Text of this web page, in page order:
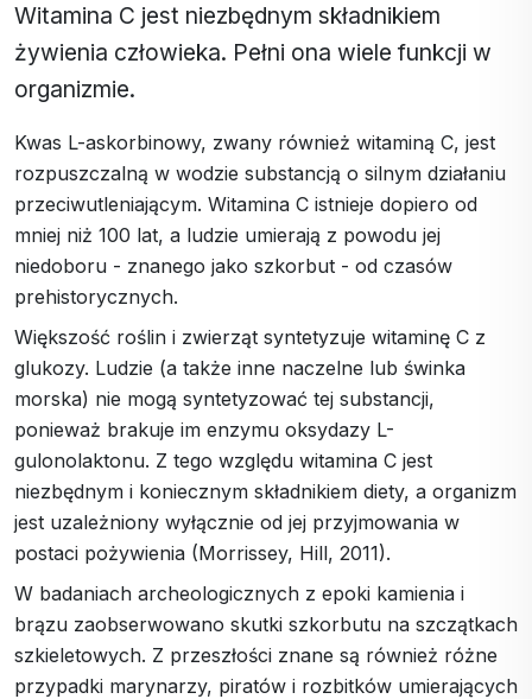
Witamina C jest niezbędnym składnikiem
żywienia człowieka. Pełni ona wiele funkcji w
organizmie.
Kwas L-askorbinowy, zwany również witaminą C, jest
rozpuszczalną w wodzie substancją o silnym działaniu
przeciwutleniającym. Witamina C istnieje dopiero od
mniej niż 100 lat, a ludzie umierają z powodu jej
niedoboru - znanego jako szkorbut - od czasów
prehistorycznych.
Większość roślin i zwierząt syntetyzuje witaminę C z
glukozy. Ludzie (a także inne naczelne lub świnka
morska) nie mogą syntetyzować tej substancji,
ponieważ brakuje im enzymu oksydazy L-
gulonolaktonu. Z tego względu witamina C jest
niezbędnym i koniecznym składnikiem diety, a organizm
jest uzależniony wyłącznie od jej przyjmowania w
postaci pożywienia (Morrissey, Hill, 2011).
W badaniach archeologicznych z epoki kamienia i
brązu zaobserwowano skutki szkorbutu na szczątkach
szkieletowych. Z przeszłości znane są również różne
przypadki marynarzy, piratów i rozbitków umierających